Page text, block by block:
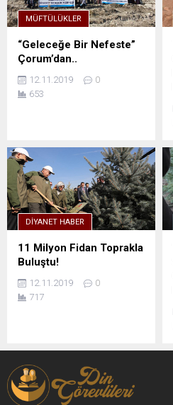
MÜFTÜLÜKLER
“Geleceğe Bir Nefeste”
Çorum’dan..
12.11.2019
0
653
DIYANET HABER
11 Milyon Fidan Toprakla
Buluştu!
12.11.2019
0
717